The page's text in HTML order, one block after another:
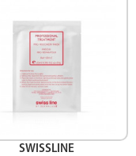
SWISSLINE